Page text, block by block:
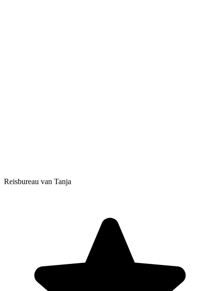
Reisbureau van Tanja